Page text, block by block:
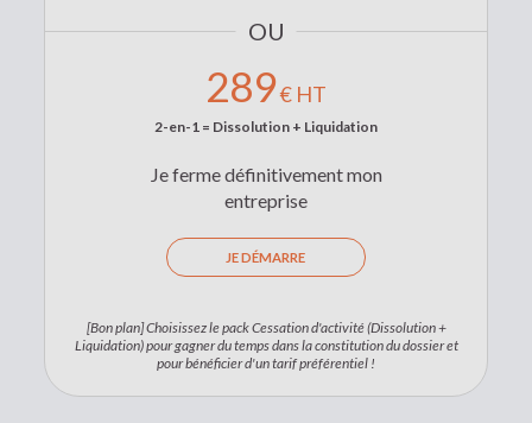
289€ HT
2-en-1 = Dissolution + Liquidation
Je ferme définitivement mon
entreprise
JE DÉMARRE
[Bon plan] Choisissez le pack Cessation d'activité (Dissolution +
Liquidation) pour gagner du temps dans la constitution du dossier et
pour bénéficier d'un tarif préférentiel !